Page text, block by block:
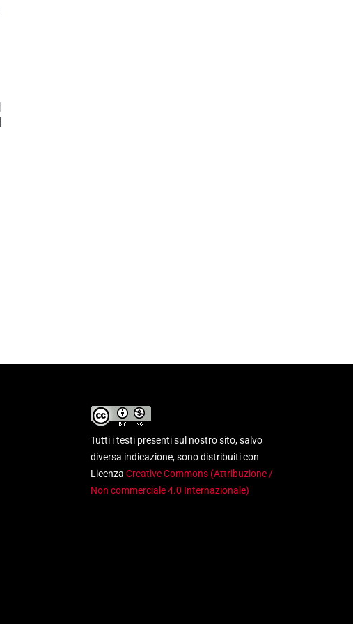
Tutti i testi presenti sul nostro sito, salvo
diversa indicazione, sono distribuiti con
Licenza Creative Commons (Attribuzione /
Non commerciale 4.0 Internazionale)